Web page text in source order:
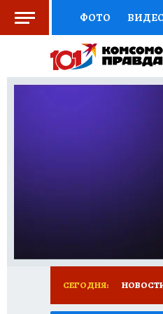
ФОТО
ВЫБОР
СЕГОДНЯ: